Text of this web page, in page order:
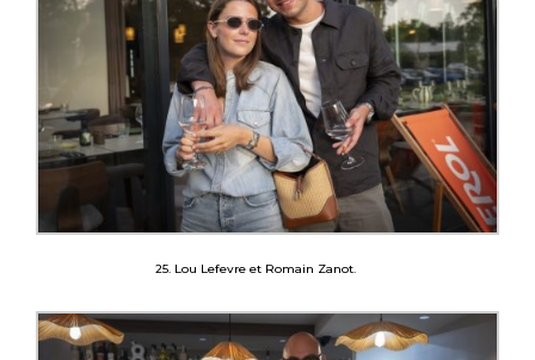
25. Lou Lefevre et Romain Zanot.